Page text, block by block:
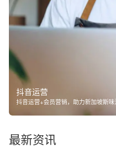
抖音运营
抖音运营+会员营销，助力新加坡斯
最新资讯